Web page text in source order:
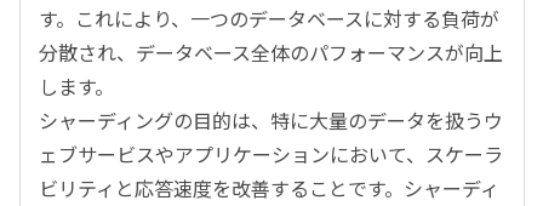
す。これにより、一つのデータベースに対する負荷が
分散され、データベース全体のパフォーマンスが向上
します。
シャーディングの目的は、特に大量のデータを扱うウ
ェブサービスやアプリケーションにおいて、スケーラ
ビリティと応答速度を改善することです。シャーディ